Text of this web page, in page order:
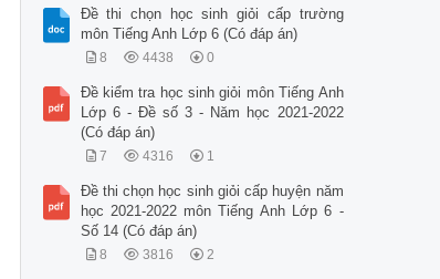
Đề thi chọn học sinh giỏi cấp trường
môn Tiếng Anh Lớp 6 (Có đáp án)
8 4438 0
Đề kiểm tra học sinh giỏi môn Tiếng Anh
Lớp 6 - Đề số 3 - Năm học 2021-2022
(Có đáp án)
7 4316 1
Đề thi chọn học sinh giỏi cấp huyện năm
học 2021-2022 môn Tiếng Anh Lớp 6 -
Số 14 (Có đáp án)
8 3816 2